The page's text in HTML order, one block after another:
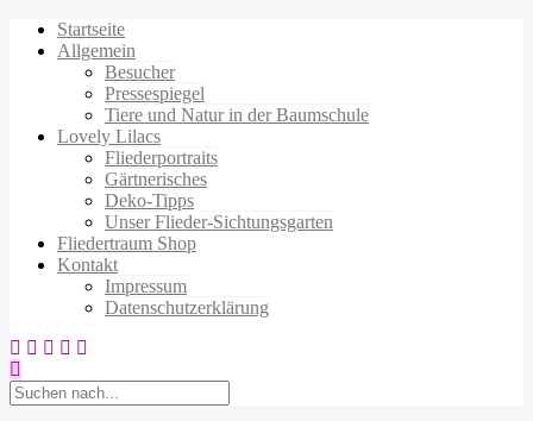
Startseite
Allgemein
Besucher
Pressespiegel
Tiere und Natur in der Baumschule
Lovely Lilacs
Fliederportraits
Gärtnerisches
Deko-Tipps
Unser Flieder-Sichtungsgarten
Fliedertraum Shop
Kontakt
Impressum
Datenschutzerklärung